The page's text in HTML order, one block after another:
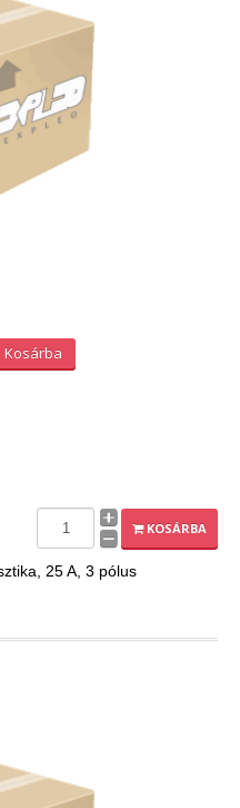
Kosárba
KOSÁRBA
25 A, 3 pólus